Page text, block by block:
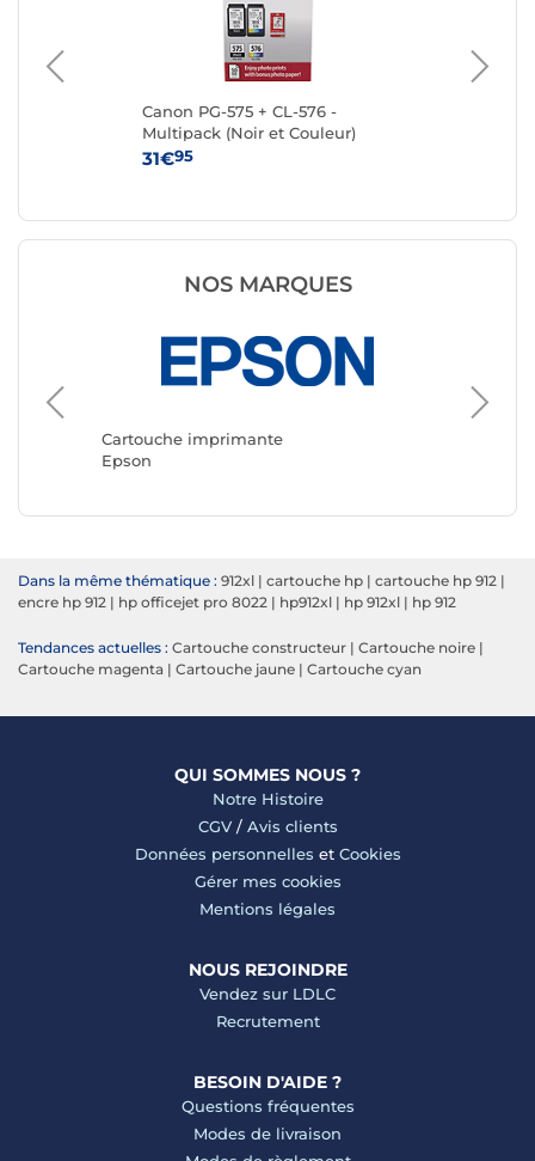
Canon PG-575 + CL-576 -
Multipack (Noir et Couleur)
31€95
NOS MARQUES
Cartouche imprimante
Epson
Canon
Dans la même thématique : 912xl | cartouche hp | cartouche hp 912 |
encre hp 912 | hp officejet pro 8022 | hp912xl | hp 912xl | hp 912
Tendances actuelles : Cartouche constructeur | Cartouche noire |
Cartouche magenta | Cartouche jaune | Cartouche cyan
QUI SOMMES NOUS ?
Notre Histoire
CGV/ Avis clients
Données personnelles et Cookies
Gérer mes cookies
Mentions légales
NOUS REJOINDRE
Vendez sur LDLC
Recrutement
BESOIN D'AIDE ?
Questions fréquentes
Modes de livraison